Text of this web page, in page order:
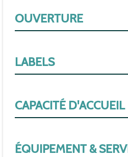
OUVERTURE
LABELS
CAPACITÉ D'ACCUEIL
ÉQUIPEMENT &